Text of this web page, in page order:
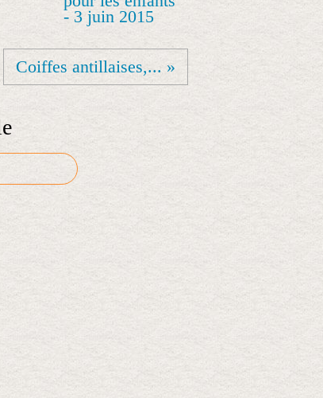
- 3 juin 2015
Coiffes antillaises,... »